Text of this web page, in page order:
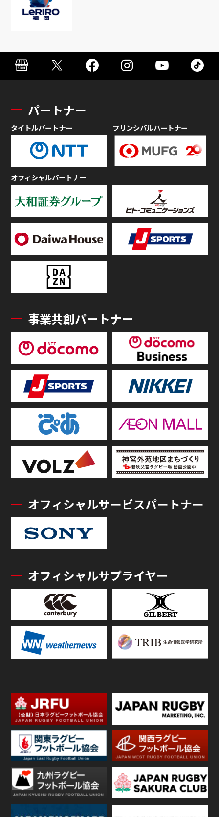
パートナー
タイトルパートナー プリンシパルパートナー
オフィシャルパートナー
事業共創パートナー
オフィシャルサービスパートナー
オフィシャルサプライヤー